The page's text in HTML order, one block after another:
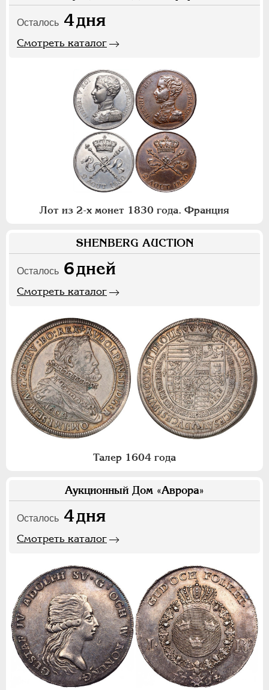
Осталось 4дня
Смотреть каталог
Лот из 2-х монет 1830 года. Франция
SHENBERG AUCTION
Осталось 6дней
Смотреть каталог
Талер 1604 года
Аукционный Дом «Аврора»
Осталось 4дня
Смотреть каталог